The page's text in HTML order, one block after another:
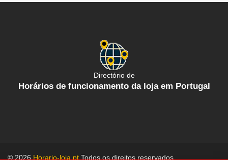
Directório de
Horários de funcionamento da loja em Portugal
© 2026 Horario-loja.pt Todos os direitos reservados.